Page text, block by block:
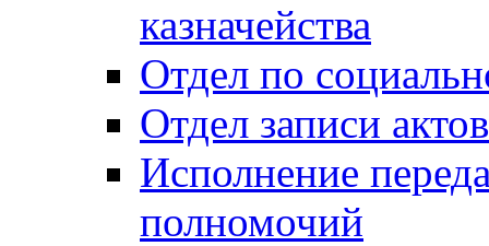
казначейства
Отдел по
Отдел записи
Исполнение
полномочий